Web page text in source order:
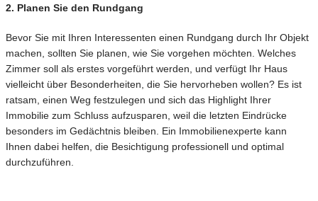
2. Planen Sie den Rundgang
Bevor Sie mit Ihren Interessenten einen Rundgang durch Ihr Objekt
machen, sollten Sie planen, wie Sie vorgehen möchten. Welches
Zimmer soll als erstes vorgeführt werden, und verfügt Ihr Haus
vielleicht über Besonderheiten, die Sie hervorheben wollen? Es ist
ratsam, einen Weg festzulegen und sich das Highlight Ihrer
Immobilie zum Schluss aufzusparen, weil die letzten Eindrücke
besonders im Gedächtnis bleiben. Ein Immobilienexperte kann
Ihnen dabei helfen, die Besichtigung professionell und optimal
durchzuführen.